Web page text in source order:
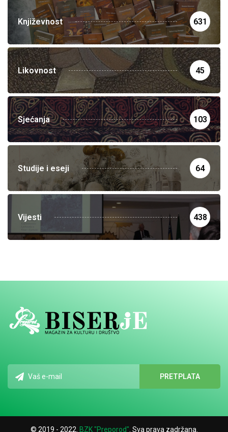
Književnost 631
Likovnost 45
Sjećanja 103
Studije i eseji 64
Vijesti 438
© 2019 - 2022. BZK "Preporod". Sva prava zadržana.